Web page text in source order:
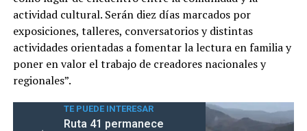
actividad cultural. Serán diez días marcados por
exposiciones, talleres, conversatorios y distintas
actividades orientadas a fomentar la lectura en familia y
poner en valor el trabajo de creadores nacionales y
regionales”.
TE PUEDE INTERESAR
Ruta 41 permanece